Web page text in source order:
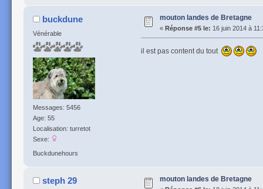
buckdune
Vénérable
Messages: 5456
Age: 55
Localisation: turretot
Sexe:
Buckdunehours
mouton landes de Bretagne
« Réponse #5 le: 16 juin 2014 à
il est pas content du tout
steph 29 mouton landes de Bretagne